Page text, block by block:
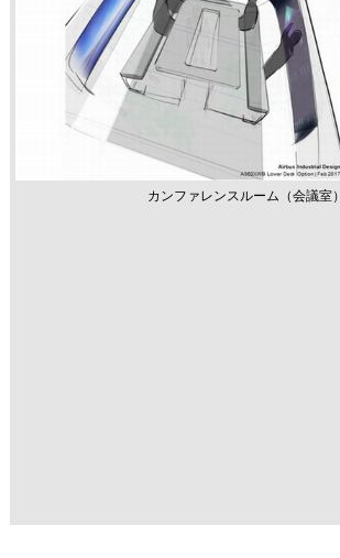
カンファレンスルーム（会議室）